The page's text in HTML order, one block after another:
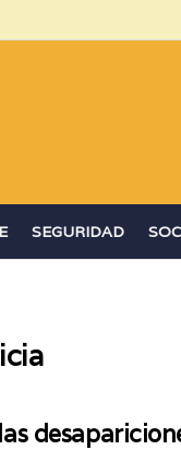
SEGURIDAD